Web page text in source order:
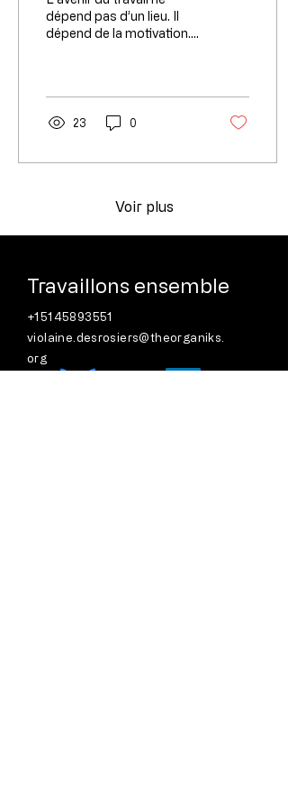
lieu de travail avec une
culture centrée sur
dépend pas d’un lieu. Il
dépend de la motivation.
23 0
Voir plus
Travaillons ensemble
+15145893551
violaine.desrosiers@theorganiks.
org